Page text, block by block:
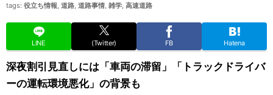
tags: 役立ち情報, 道路, 道路事情, 雑学, 高速道路
LINE (Twitter) FB Hatena
深夜割引見直しには「車両の滞留」「トラックドライバ
ーの運転環境悪化」の背景も